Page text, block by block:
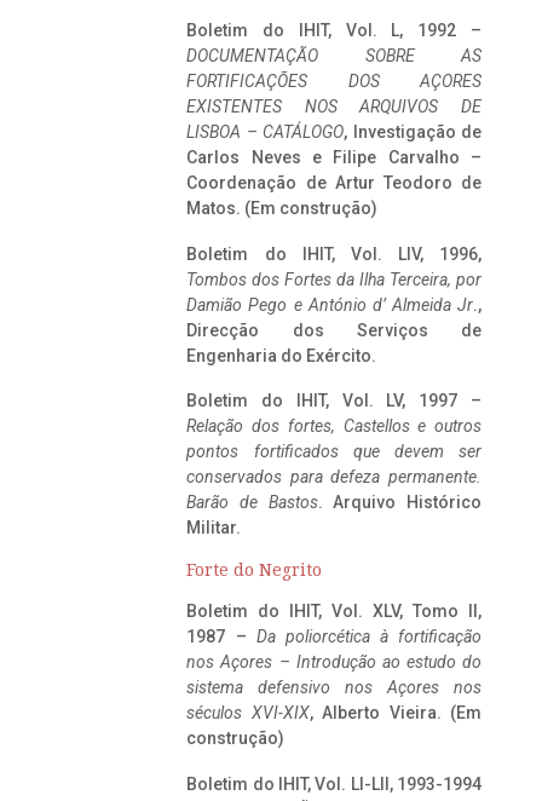
Boletim do IHIT, Vol. L, 1992 –
DOCUMENTAÇÃO SOBRE AS
FORTIFICAÇÕES DOS AÇORES
EXISTENTES NOS ARQUIVOS DE
LISBOA – CATÁLOGO, Investigação de
Carlos Neves e Filipe Carvalho –
Coordenação de Artur Teodoro de
Matos. (Em construção)
Boletim do IHIT, Vol. LIV, 1996,
Tombos dos Fortes da Ilha Terceira, por
Damião Pego e António d’ Almeida Jr.,
Direcção dos Serviços de
Engenharia do Exército.
Boletim do IHIT, Vol. LV, 1997 –
Relação dos fortes, Castellos e outros
pontos fortificados que devem ser
conservados para defeza permanente.
Barão de Bastos. Arquivo Histórico
Militar.
Forte do Negrito
Boletim do IHIT, Vol. XLV, Tomo II,
1987 – Da poliorcética à fortificação
nos Açores – Introdução ao estudo do
sistema defensivo nos Açores nos
séculos XVI-XIX, Alberto Vieira. (Em
construção)
Boletim do IHIT, Vol. LI-LII, 1993-1994